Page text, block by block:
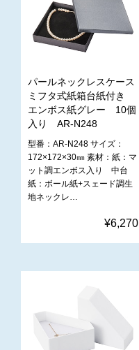
パールネックレスケース
ミフタ式紙箱台紙付き
エンボス紙グレー 10個
入り AR-N248
型番：AR-N248 サイズ：
172×172×30㎜ 素材：紙：マ
ット調エンボス入り 中台
紙：ボール紙+スェード調生
地ネックレ…
¥6,270